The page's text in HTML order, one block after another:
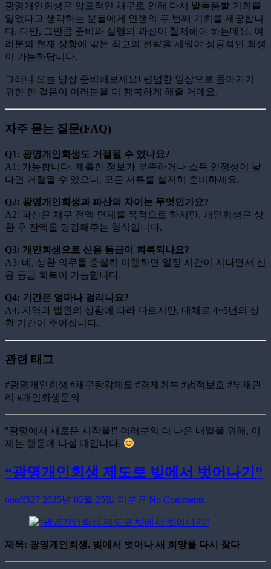
광명개인회생은 압도적인 채무로 인해 다시 발돋움할 기회를
잃었다고 생각하는 분들에게 인생의 두 번째 기회를 제공합니
다. 다만, 그만큼 준비와 실행의 과정이 철저해야 하는데요. 여
러분의 현재 상황에 맞는 최고의 전략을 세워야 성공적인 회생
이 가능하답니다.
그러니 오늘 당장 준비해보세요! 평범한 일상으로 돌아가기
위한 한 걸음이 여러분을 더 행복하게 해줄 거예요.
자주 묻는 질문(FAQ)
Q1: 광명개인회생도 거절될 수 있나요?
A1: 가능합니다. 제출한 정보가 부족하거나 소득 안정성이 낮
다면 거절될 수 있으니, 모든 서류를 철저히 준비하세요.
Q2: 광명개인회생과 파산의 차이는 무엇인가요?
A2: 파산은 채무 전액 면제를 목적으로 하지만, 개인회생은 상
환 후 잔액을 탕감해주는 형식입니다.
Q3: 개인회생으로 신용 등급이 회복되나요?
A3: 네, 상환 의무를 충실히 이행하면 일정 시간이 지나면서 신
용 등급 회복이 가능합니다.
Q4: 기간은 얼마나 걸리나요?
A4: 지역과 법원의 상황에 따라 다르지만, 대체로 4~5년의 상
환 기간이 주어집니다.
관련 태그
#광명개인회생 #채무탕감제도 #경제회복 #법적보호 #부채관
리 #개인회생문의
"광명에서 새로운 시작을!" 여러분의 더 나은 내일을 위해, 이
제는 행동에 나설 때입니다.
“광명개인회생 제도로 빚에서 벗어나기”
onoff327 2025년 02월 25일 미분류 No Comments
제목: 광명개인회생, 빚에서 벗어나 새 희망을 다시 찾다